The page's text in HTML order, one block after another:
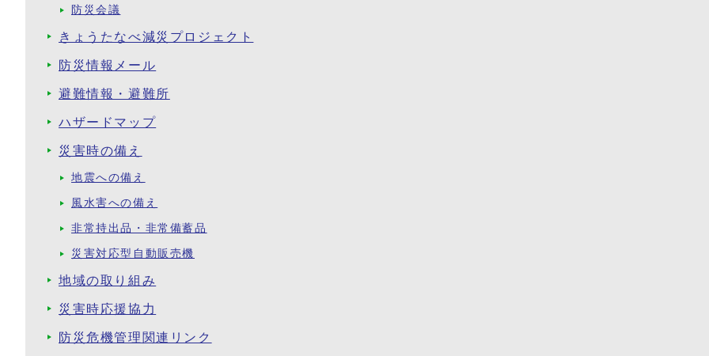
防災会議
きょうたなべ減災プロジェクト
防災情報メール
避難情報・避難所
ハザードマップ
災害時の備え
地震への備え
風水害への備え
非常持出品・非常備蓄品
災害対応型自動販売機
地域の取り組み
災害時応援協力
防災危機管理関連リンク